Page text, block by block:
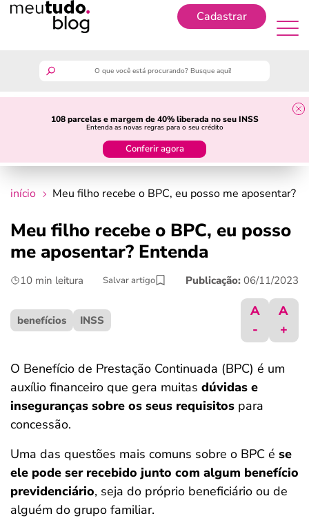
Cadastrar
108 parcelas e margem de 40% liberada no seu INSS
Entenda as novas regras para o seu crédito
Conferir agora
guia do trabalhador
crédito fácil
últimas notícias
ferramentas
início Meu filho recebe o BPC, eu posso me aposentar?
Meu filho recebe o BPC, eu posso
me aposentar? Entenda
10 min leitura Salvar artigo Publicação: 06/11/2023
benefícios INSS
A
-
A
+
O Benefício de Prestação Continuada (BPC) é um
auxílio financeiro que gera muitas dúvidas e
inseguranças sobre os seus requisitos para
concessão.
Uma das questões mais comuns sobre o BPC é se
ele pode ser recebido junto com algum benefício
previdenciário, seja do próprio beneficiário ou de
alguém do grupo familiar.